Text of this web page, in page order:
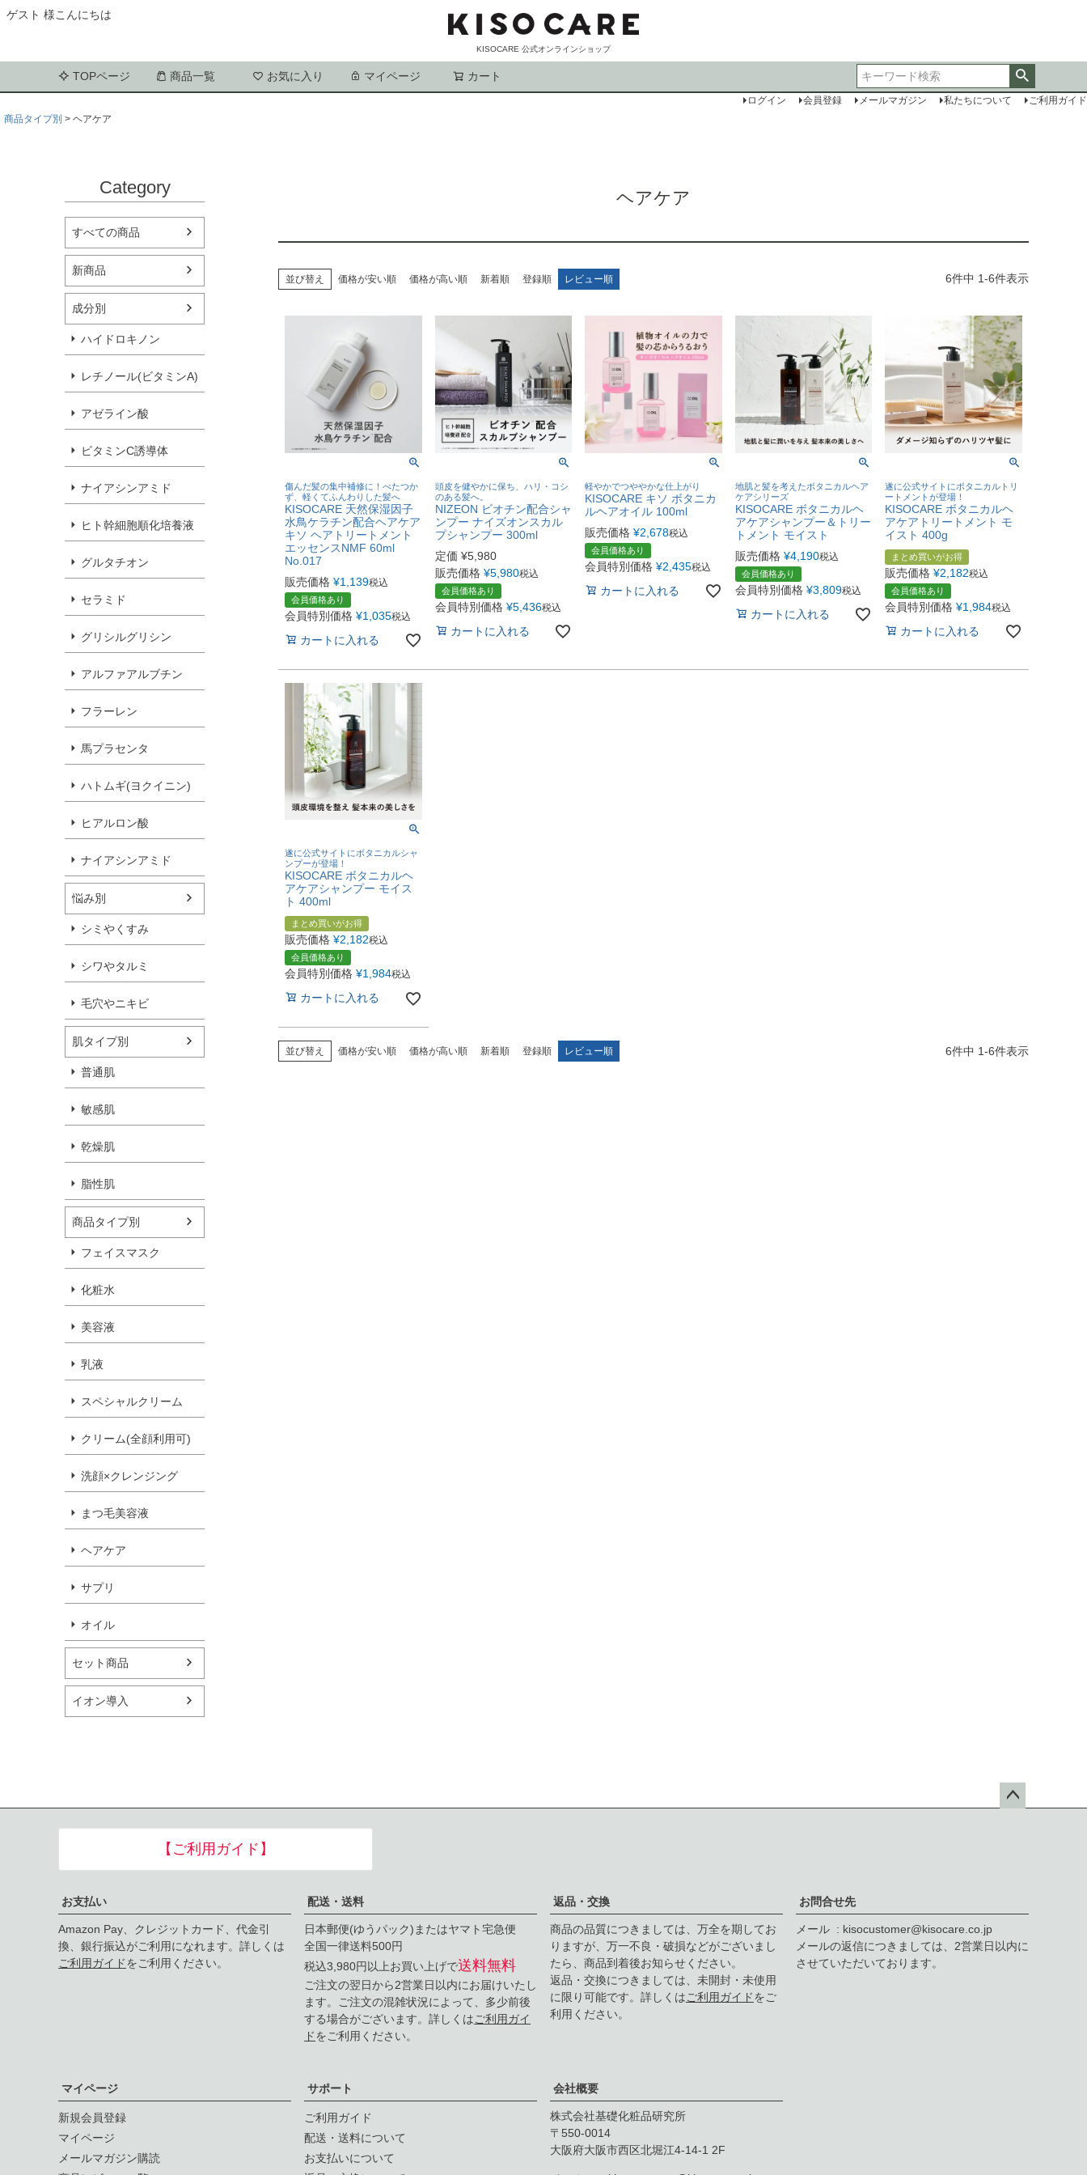
ゲスト 様こんにちは
KISOCARE 公式オンラインショップ
TOPページ 商品一覧 お気に入り マイページ カート
ログイン 会員登録 メールマガジン 私たちについて
ご利用ガイド
商品タイプ別
ヘアケア
Category
すべての商品
新商品
成分別
ハイドロキノン
レチノール(ビタミンA)
アゼライン酸
ビタミンC誘導体
ナイアシンアミド
ヒト幹細胞順化培養液
グルタチオン
セラミド
グリシルグリシン
アルファアルブチン
フラーレン
馬プラセンタ
ハトムギ(ヨクイニン)
ヒアルロン酸
ナイアシンアミド
悩み別
シミやくすみ
シワやタルミ
毛穴やニキビ
肌タイプ別
普通肌
敏感肌
乾燥肌
脂性肌
商品タイプ別
フェイスマスク
化粧水
美容液
乳液
スペシャルクリーム
クリーム(全顔利用可)
洗顔×クレンジング
まつ毛美容液
ヘアケア
サプリ
オイル
セット商品
イオン導入
ヘアケア
並び替え 価格が安い順 価格が高い順 新着順 登録順 レビュー順 6件中 1-6件表示
傷んだ髪の集中補修に！べたつか
ず、軽くてふんわりした髪へ
KISOCARE 天然保湿因子
水鳥ケラチン配合ヘアケア
キソ ヘアトリートメント
エッセンスNMF 60ml
No.017
販売価格 ¥1,139税込
会員価格あり
会員特別価格 ¥1,035税込
カートに入れる
頭皮を健やかに保ち、ハリ・コシ
のある髪へ。
NIZEON ビオチン配合シャ
ンプー ナイズオンスカル
プシャンプー 300ml
定価 ¥5,980
販売価格 ¥5,980税込
会員価格あり
会員特別価格 ¥5,436税込
カートに入れる
軽やかでつややかな仕上がり
KISOCARE キソ ボタニカ
ルヘアオイル 100ml
販売価格 ¥2,678税込
会員価格あり
会員特別価格 ¥2,435税込
カートに入れる
地肌と髪を考えたボタニカルヘア
ケアシリーズ
KISOCARE ボタニカルヘ
アケアシャンプー＆トリー
トメント モイスト
販売価格 ¥4,190税込
会員価格あり
会員特別価格 ¥3,809税込
カートに入れる
遂に公式サイトにボタニカルトリ
ートメントが登場！
KISOCARE ボタニカルヘ
アケアトリートメント モ
イスト 400g
まとめ買いがお得
販売価格 ¥2,182税込
会員価格あり
会員特別価格 ¥1,984税込
カートに入れる
遂に公式サイトにボタニカルシャ
ンプーが登場！
KISOCARE ボタニカルヘ
アケアシャンプー モイス
ト 400ml
まとめ買いがお得
販売価格 ¥2,182税込
会員価格あり
会員特別価格 ¥1,984税込
カートに入れる
並び替え 価格が安い順 価格が高い順 新着順 登録順 レビュー順 6件中 1-6件表示
【ご利用ガイド】
お支払い
Amazon Pay、クレジットカード、代金引
換、銀行振込がご利用になれます。詳しくは
ご利用ガイドをご利用ください。
配送・送料
日本郵便(ゆうパック)またはヤマト宅急便
全国一律送料500円
税込3,980円以上お買い上げで送料無料
ご注文の翌日から2営業日以内にお届けいたし
ます。ご注文の混雑状況によって、多少前後
する場合がございます。詳しくはご利用ガイ
ドをご利用ください。
返品・交換
商品の品質につきましては、万全を期してお
りますが、万一不良・破損などがございまし
たら、商品到着後お知らせください。
返品・交換につきましては、未開封・未使用
に限り可能です。詳しくはご利用ガイドをご
利用ください。
お問合せ先
メール
kisocustomer@kisocare.co.jp
メールの返信につきましては、2営業日以内に
させていただいております。
マイページ
新規会員登録
マイページ
メールマガジン購読
サポート
ご利用ガイド
配送・送料について
お支払いについて
会社概要
株式会社基礎化粧品研究所
550-0014
大阪府大阪市西区北堀江4-14-1 2F